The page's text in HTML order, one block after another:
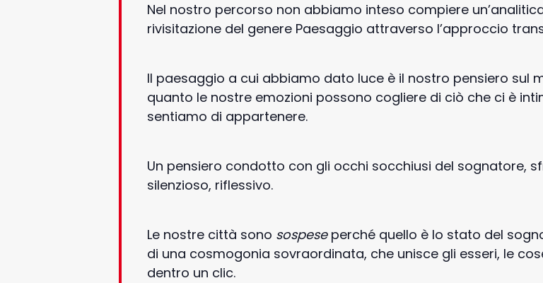
Nel nostro percorso non abbiamo inteso compiere
rivisitazione del genere Paesaggio attraverso l’approccio
Il paesaggio a cui abbiamo dato luce è il nostro pensiero sul
quanto le nostre emozioni possono cogliere di ciò che ci è
sentiamo di appartenere.
Un pensiero condotto con gli occhi socchiusi del sognatore,
silenzioso, riflessivo.
Le nostre città sono sospese perché quello è lo stato del
di una cosmogonia sovraordinata, che unisce gli esseri, le
dentro un clic.